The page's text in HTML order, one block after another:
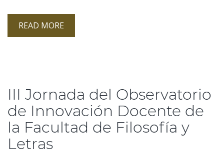
READ MORE
III Jornada del Observatorio
de Innovación Docente de
la Facultad de Filosofía y
Letras